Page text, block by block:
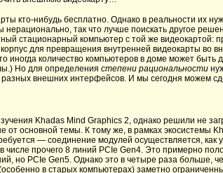
кто-нибудь бесплатно. Однако в реальности их
нерационально, так что лучше поискать другое
стационарный компьютер с той же видеокартой:
для превращения внутренней видеокарты во
иногда количество компьютеров в доме может быть
Но для определения степени рациональности
разных внешних интерфейсов. И мы сегодня можем
Khadas Mind Graphics 2, однако решили не
основной темы. К тому же, в рамках экосистемы
— соединение модулей осуществляется, как
прочего 8 линий PCIe Gen4. Это примерно
но PCIe Gen5. Однако это в четыре раза больше,
в старых компьютерах) заметно